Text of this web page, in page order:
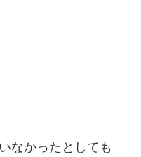
なかったとしても